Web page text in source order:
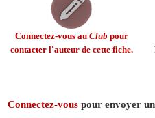
Connectez-vous au Club pour
contacter l'auteur de cette fiche.
Connectez-vous pour envoyer